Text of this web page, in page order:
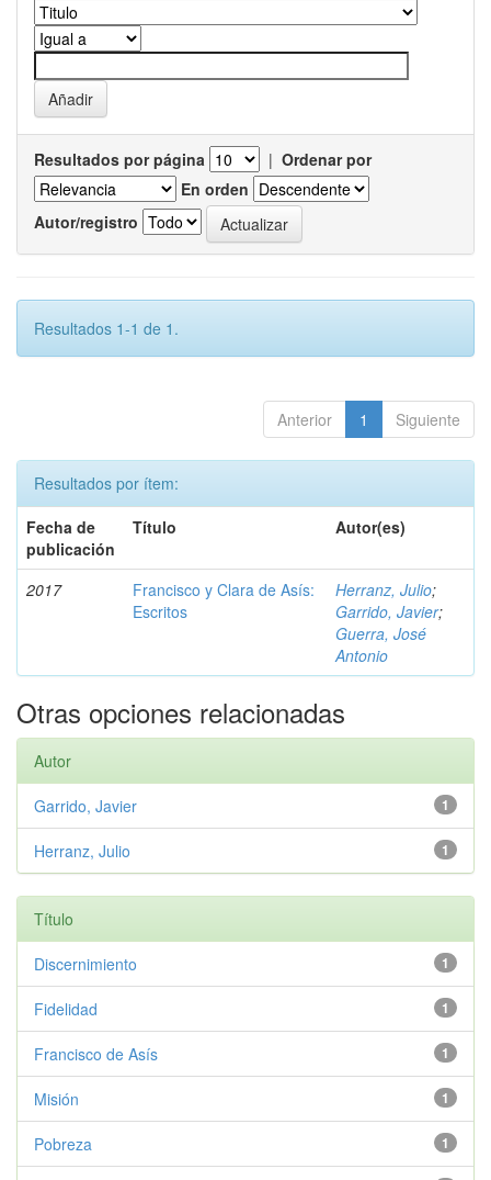
Resultados por página | Ordenar por
En orden
Autor/registro
Resultados 1-1 de 1.
Anterior 1 Siguiente
Resultados por ítem:
Fecha de
publicación
Título Autor(es)
2017
Francisco y Clara de Asís:
Escritos
Herranz, Julio;
Garrido, Javier;
Guerra, José
Antonio
Otras opciones relacionadas
Autor
1
Garrido, Javier
1
Herranz, Julio
Título
1
Discernimiento
1
Fidelidad
1
Francisco de Asís
1
Misión
1
Pobreza